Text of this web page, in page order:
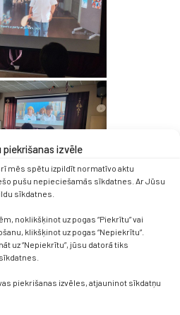
piekrišanas izvēle
mēs spētu izpildīt normatīvo aktu
pušu nepieciešamās sīkdatnes. Ar Jūsu
sīkdatnes.
noklikšķinot uz pogas “Piekrītu” vai
klikšķinot uz pogas “Nepiekrītu”.
uz “Nepiekrītu”, jūsu datorā tiks
piekrišanas izvēles, atjauninot sīkdatņu